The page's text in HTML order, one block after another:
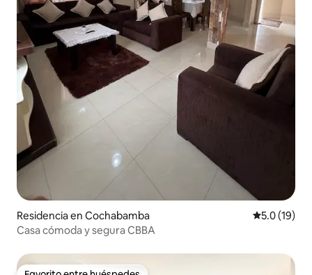
Residencia en Cochabamba Calificación
5.0 (19)
Casa cómoda y segura CBBA